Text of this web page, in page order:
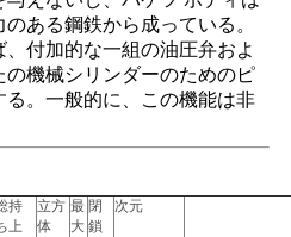
ある鋼鉄から成っている。
付加的な一組の油圧弁およ
機械シリンダーのためのピ
。一般的に、この機能は非
持
上
立方
体
最
大
閉
鎖
次元